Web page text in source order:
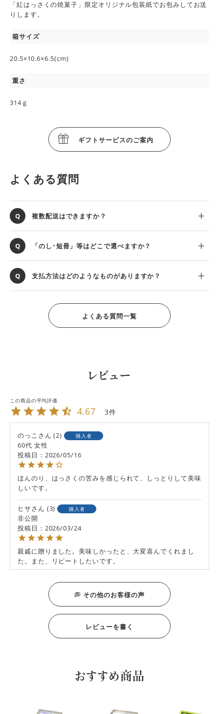
「紅はっさくの焼菓子」限定オリジナル包装紙でお包みしてお送
りします。
箱サイズ
20.5×10.6×6.5(cm)
重さ
314ｇ
ギフトサービスのご案内
よくある質問
複数配送はできますか？
「のし･短冊」等はどこで選べますか？
支払方法はどのようなものがありますか？
よくある質問一覧
レビュー
4.67 3
のっこ 2 購入者
60代 女性
投稿日
2026/05/16
ほんのり、はっさくの苦みを感じられて、しっとりして美味
ヒサ 3 購入者
非公開
投稿日
2026/03/24
親戚に贈りました。美味しかったと、大変喜んでくれまし
た。また、リピートしたいです。
3 購入者
60代
2025/05/09
本日、届きました。初めて注文しました。開封と共に柑橘の
香りが漂いました。大人のお菓子というのが正直な感想で
その他のお客様の声
レビューを書く
おすすめ商品